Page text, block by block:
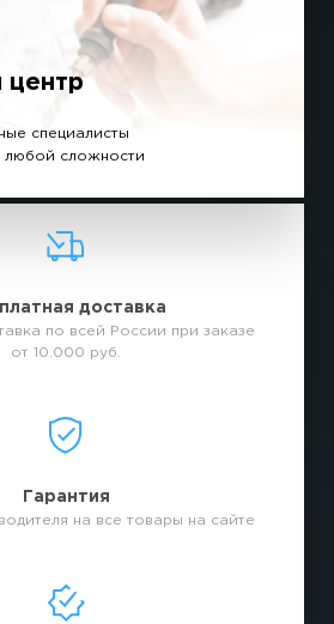
центр
специалисты
любой сложности
доставка
по всей России при заказе
от 10.000 руб.
Гарантия
на все товары на сайте